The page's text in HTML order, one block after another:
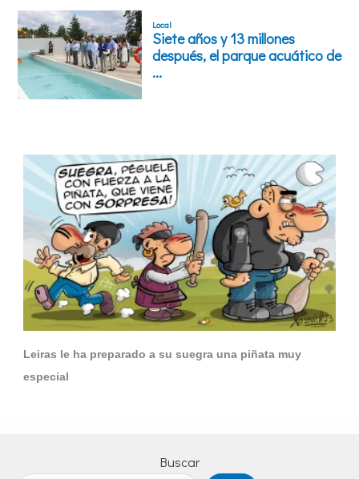
Leiras le ha preparado a su suegra una piñata muy
especial
Buscar